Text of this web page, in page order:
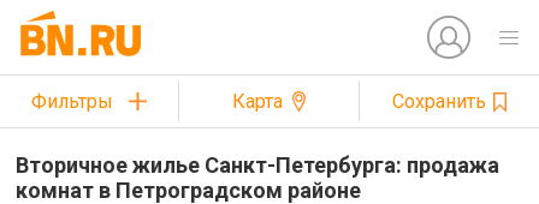
Фильтры Карта Сохранить
Вторичное жилье Санкт-Петербурга: продажа
комнат в Петроградском районе